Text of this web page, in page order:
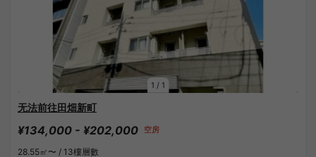
1 / 1
无法前往田畑新町
¥134,000 - ¥202,000 空房
28.55㎡〜 / 13樓層數